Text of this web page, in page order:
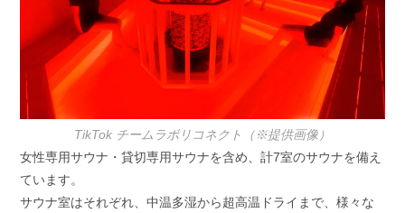
TikTok チームラボリコネクト（※提供画像）
女性専用サウナ・貸切専用サウナを含め、計7室のサウナを備え
ています。
サウナ室はそれぞれ、中温多湿から超高温ドライまで、様々な